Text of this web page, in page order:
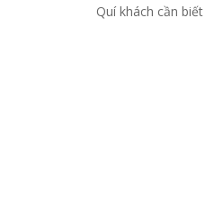
Quí khách cần